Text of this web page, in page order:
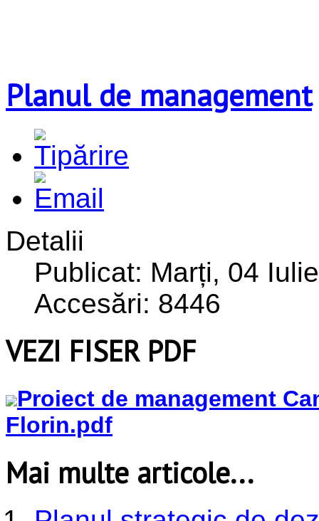
Planul de management
Detalii
Publicat: Marți, 04
Accesări: 8446
VEZI FISER PDF
Proiect de management
Florin.pdf
Mai multe articole...